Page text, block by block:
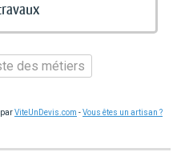
des métiers
parViteUnDevis.com -Vous êtes un artisan ?